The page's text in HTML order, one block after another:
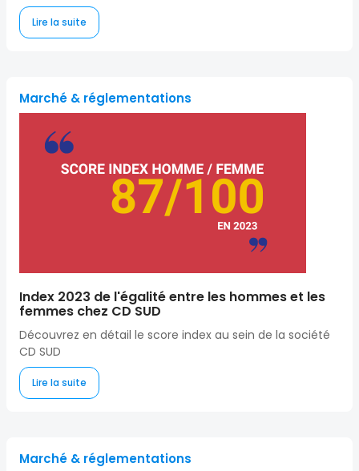
Lire la suite
Marché & réglementations
Index 2023 de l'égalité entre les hommes et les
femmes chez CD SUD
Découvrez en détail le score index au sein de la société
CD SUD
Lire la suite
Marché & réglementations